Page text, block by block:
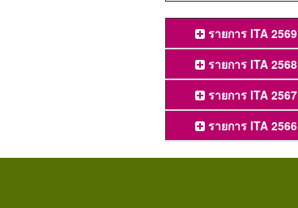
รายการ ITA 2569
รายการ ITA 2568
รายการ ITA 2567
รายการ ITA 2566